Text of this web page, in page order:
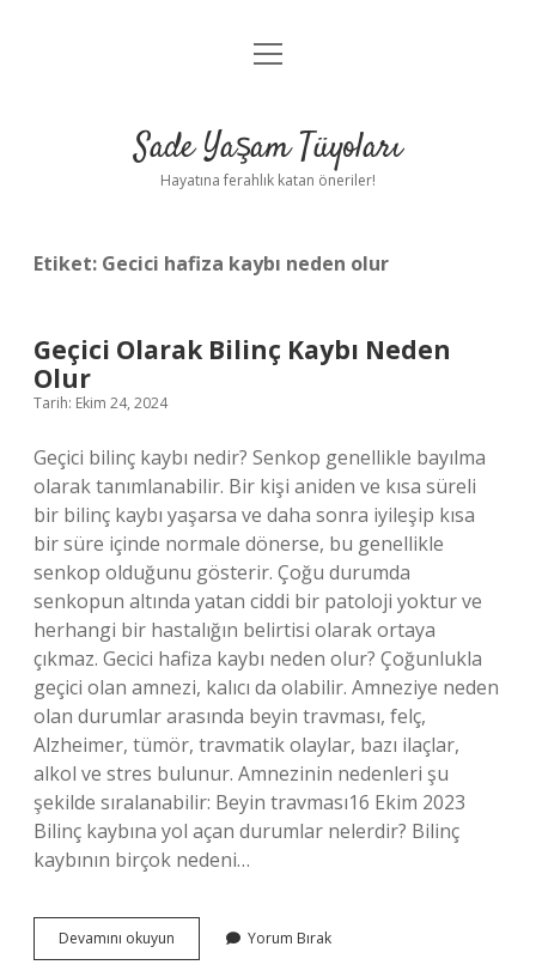
Anasayfa
Yasal Uyarı
menüyü
Sade Yaşam Tüyoları
Hayatına ferahlık katan öneriler!
Etiket: Gecici hafiza kaybı neden olur
Geçici Olarak Bilinç Kaybı Neden
Olur
Tarih: Ekim 24, 2024
Geçici bilinç kaybı nedir? Senkop genellikle bayılma
olarak tanımlanabilir. Bir kişi aniden ve kısa süreli
bir bilinç kaybı yaşarsa ve daha sonra iyileşip kısa
bir süre içinde normale dönerse, bu genellikle
senkop olduğunu gösterir. Çoğu durumda
senkopun altında yatan ciddi bir patoloji yoktur ve
herhangi bir hastalığın belirtisi olarak ortaya
çıkmaz. Gecici hafiza kaybı neden olur? Çoğunlukla
geçici olan amnezi, kalıcı da olabilir. Amneziye neden
olan durumlar arasında beyin travması, felç,
Alzheimer, tümör, travmatik olaylar, bazı ilaçlar,
alkol ve stres bulunur. Amnezinin nedenleri şu
şekilde sıralanabilir: Beyin travması16 Ekim 2023
Bilinç kaybına yol açan durumlar nelerdir? Bilinç
kaybının birçok nedeni…
Devamını okuyun
Olarak
Yorum Bırak